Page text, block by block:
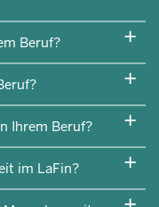
Beruf?
Ihrem Beruf?
im LaFin?